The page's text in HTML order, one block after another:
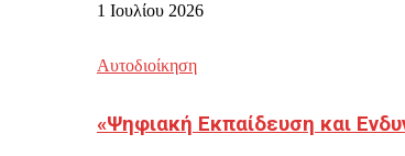
1 Ιουλίου 2026
Αυτοδιοίκηση
«Ψηφιακή Εκπαίδευση και